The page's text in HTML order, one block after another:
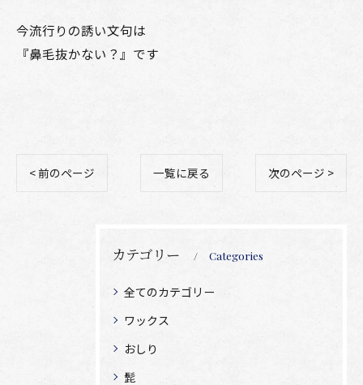
今流行りの誘い文句は
『鼻毛抜かない？』です
< 前のページ 一覧に戻る 次のページ >
カテゴリー Categories
全てのカテゴリー
ワックス
おしり
髭